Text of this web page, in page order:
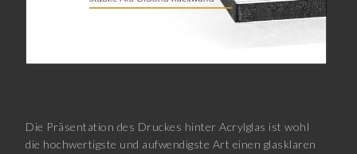
Die Präsentation des Druckes hinter Acrylglas ist wohl
die hochwertigste und aufwendigste Art einen glasklaren